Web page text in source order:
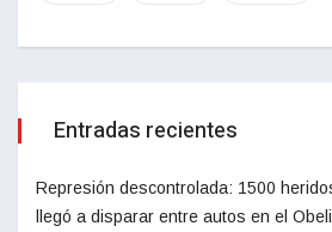
Entradas recientes
Represión descontrolada: 1500
llegó a disparar entre autos en el